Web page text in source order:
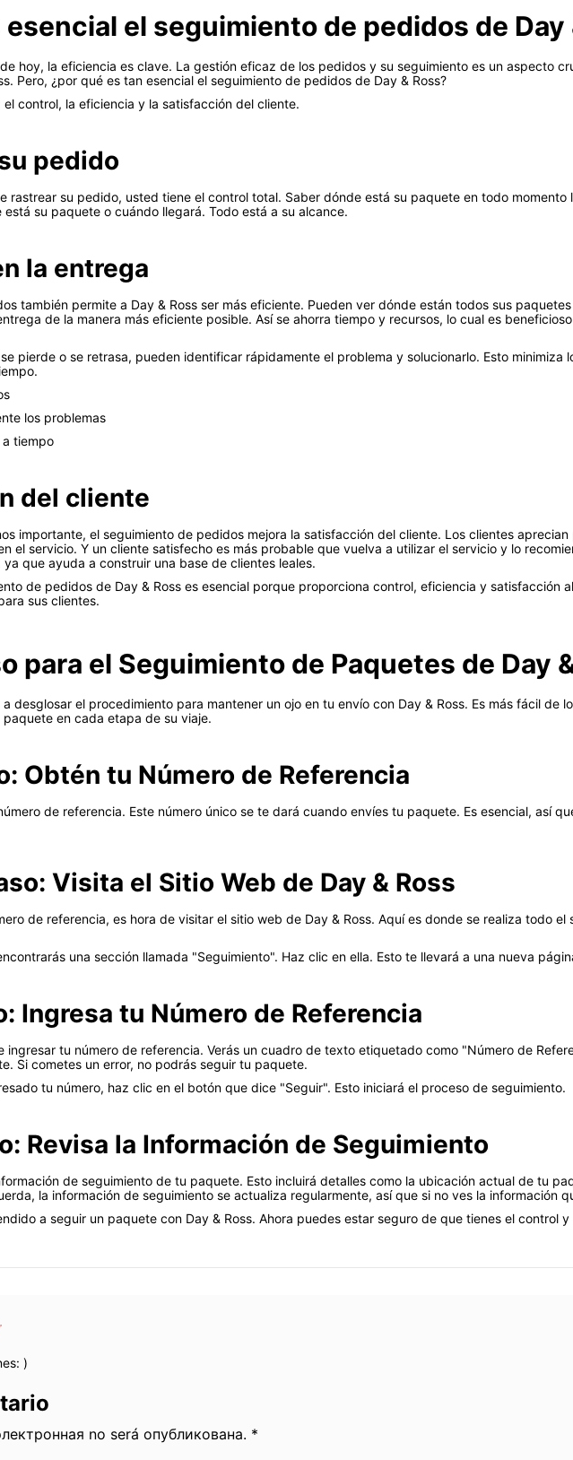
esencial el seguimiento de pedidos de Day
hoy, la eficiencia es clave. La gestión eficaz de los pedidos y su seguimiento es un aspecto
Pero, ¿por qué es tan esencial el seguimiento de pedidos de Day & Ross?
el control, la eficiencia y la satisfacción del cliente.
pedido
rastrear su pedido, usted tiene el control total. Saber dónde está su paquete en todo
su paquete o cuándo llegará. Todo está a su alcance.
la entrega
también permite a Day & Ross ser más eficiente. Pueden ver dónde están todos sus
de la manera más eficiente posible. Así se ahorra tiempo y recursos, lo cual es
pierde o se retrasa, pueden identificar rápidamente el problema y solucionarlo. Esto minimiza
los problemas
tiempo
del cliente
importante, el seguimiento de pedidos mejora la satisfacción del cliente. Los clientes
el servicio. Y un cliente satisfecho es más probable que vuelva a utilizar el servicio y lo
ya que ayuda a construir una base de clientes leales.
de pedidos de Day & Ross es esencial porque proporciona control, eficiencia y satisfacción
sus clientes.
para el Seguimiento de Paquetes de Day
a desglosar el procedimiento para mantener un ojo en tu envío con Day & Ross. Es más fácil de
en cada etapa de su viaje.
Obtén tu Número de Referencia
de referencia. Este número único se te dará cuando envíes tu paquete. Es esencial, así
Visita el Sitio Web de Day & Ross
de referencia, es hora de visitar el sitio web de Day & Ross. Aquí es donde se realiza todo
una sección llamada "Seguimiento". Haz clic en ella. Esto te llevará a una nueva
Ingresa tu Número de Referencia
ingresar tu número de referencia. Verás un cuadro de texto etiquetado como "Número de
Si cometes un error, no podrás seguir tu paquete.
tu número, haz clic en el botón que dice "Seguir". Esto iniciará el proceso de seguimiento.
Revisa la Información de Seguimiento
de seguimiento de tu paquete. Esto incluirá detalles como la ubicación actual de tu
la información de seguimiento se actualiza regularmente, así que si no ves la información
a seguir un paquete con Day & Ross. Ahora puedes estar seguro de que tienes el control
)
no será опубликована. *